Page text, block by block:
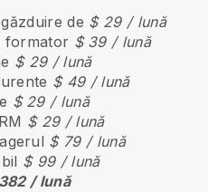
de $ 29 / lună
formator $ 39 / lună
$ 29 / lună
$ 49 / lună
$ 29 / lună
$ 29 / lună
$ 79 / lună
$ 99 / lună
/ lună